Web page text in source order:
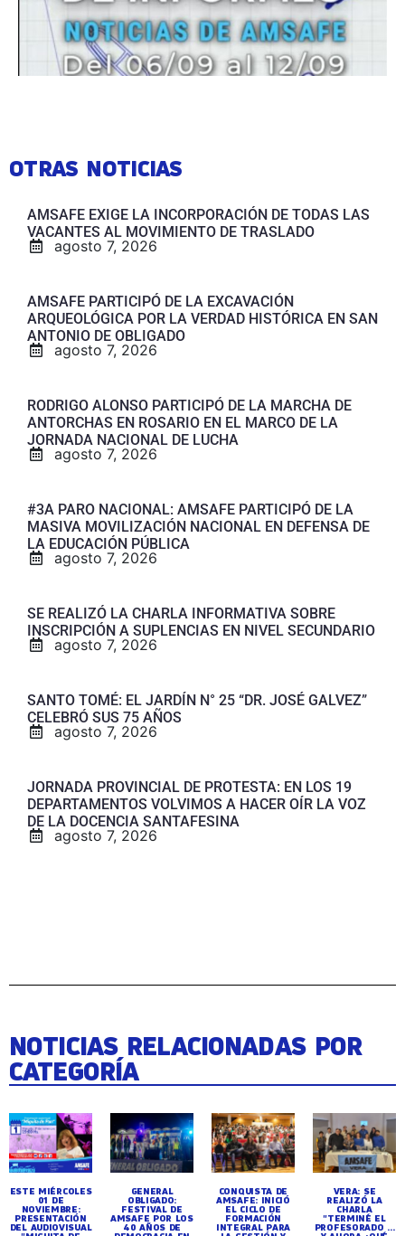
OTRAS NOTICIAS
AMSAFE EXIGE LA INCORPORACIÓN DE TODAS LAS
VACANTES AL MOVIMIENTO DE TRASLADO
agosto 7, 2026
AMSAFE PARTICIPÓ DE LA EXCAVACIÓN
ARQUEOLÓGICA POR LA VERDAD HISTÓRICA EN SAN
ANTONIO DE OBLIGADO
agosto 7, 2026
RODRIGO ALONSO PARTICIPÓ DE LA MARCHA DE
ANTORCHAS EN ROSARIO EN EL MARCO DE LA
JORNADA NACIONAL DE LUCHA
agosto 7, 2026
#3A PARO NACIONAL: AMSAFE PARTICIPÓ DE LA
MASIVA MOVILIZACIÓN NACIONAL EN DEFENSA DE
LA EDUCACIÓN PÚBLICA
agosto 7, 2026
SE REALIZÓ LA CHARLA INFORMATIVA SOBRE
INSCRIPCIÓN A SUPLENCIAS EN NIVEL SECUNDARIO
agosto 7, 2026
SANTO TOMÉ: EL JARDÍN N° 25 “DR. JOSÉ GALVEZ”
CELEBRÓ SUS 75 AÑOS
agosto 7, 2026
JORNADA PROVINCIAL DE PROTESTA: EN LOS 19
DEPARTAMENTOS VOLVIMOS A HACER OÍR LA VOZ
DE LA DOCENCIA SANTAFESINA
agosto 7, 2026
NOTICIAS RELACIONADAS POR
CATEGORÍA
ESTE MIÉRCOLES
01 DE
NOVIEMBRE:
PRESENTACIÓN
DEL AUDIOVISUAL
GENERAL
OBLIGADO:
FESTIVAL DE
AMSAFE POR LOS
40 AÑOS DE
CONQUISTA DE
AMSAFE: INICIÓ
EL CICLO DE
FORMACIÓN
INTEGRAL PARA
VERA: SE
REALIZÓ LA
CHARLA
"TERMINÉ EL
PROFESORADO ...